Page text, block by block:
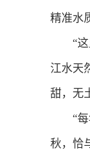
精准水
“这里
江水天
甜，无
“每年
秋，恰